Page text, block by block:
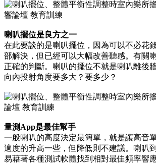
喇叭擺位是良方之一
在此要談的是喇叭擺位，因為可以不必花
部解決，但已經可以大幅改善聽感。有關
正確的判斷。喇叭的擺位不就是喇叭離後
向內投射角度要多大？要多少？
量測App是最佳幫手
一般喇叭的高度決定最簡單，就是讓高音
適度的升高一些，但降低則不建議。喇叭
易藉著各種測試軟體找到相對最佳頻率響